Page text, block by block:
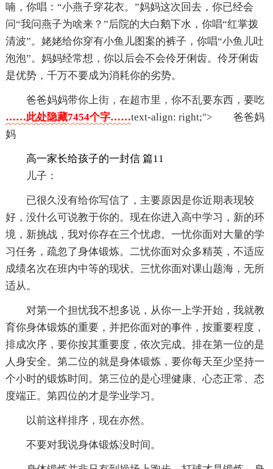
喃，你唱：“小燕子穿花衣。”妈妈这次回去，你已经会
问“我问燕子为啥来？”后院的大白鹅下水，你唱“红掌拨
清波”。姥姥给你穿有小鱼儿图案的裤子，你唱“小鱼儿吐
泡泡”。妈妈经常想，你以后会不会伶牙俐齿。伶牙俐齿
是优势，千万不要成为消耗你的劣势。
爸爸妈妈带你上街，在超市里，你不乱要东西，要吃
……此处隐藏7454个字……text-align: right;"> 爸爸妈
妈
高一家长给孩子的一封信 篇11
儿子：
已很久没有给你写信了，主要原因是你近期表现较
好，没什么可说教于你的。现在你进入高中学习，新的环
境，新挑战，我对你存在三个忧虑。一忧你面对大量的学
习任务，疏忽了身体锻炼。二忧你面对众多精英，不适应
成绩名次在班内中等的现状。三忧你面对课山题海，无所
适从。
对第一个担忧我不想多说，从你一上学开始，我就教
育你身体锻炼的重要，并把你面对的事件，按重要程度，
排成次序，要你按其重要度，依次完成。排在第一位的是
人身安全。第二位的就是身体锻炼，要你每天至少坚持一
个小时的锻炼时间。第三位的是心理健康、心态正常、态
度端正。第四位的才是学业学习。
以前这样排序，现在亦然。
不要对我说身体锻炼没时间。